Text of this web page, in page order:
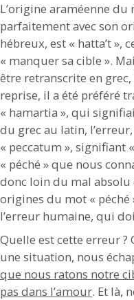
L’origine araméenne du
parfaitement avec son
hébreux, est « hatta’t »,
« manquer sa cible ».
être retranscrite en
reprise, il a été préféré
« hamartia », qui
du grec au latin,
« peccatum », signifiant
« péché » que nous
donc loin du mal
origines du mot «
l’erreur humaine, qui
Quelle est cette erreur ?
une situation, nous
que nous ratons notre
pas dans l’amour. Et là,